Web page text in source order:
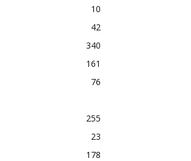
10
42
340
161
76
255
23
178